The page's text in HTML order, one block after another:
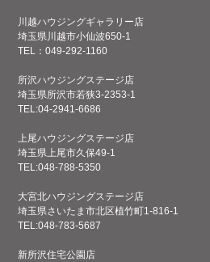
川越ハウジングギャラリー店
埼玉県川越市小仙波650-1
TEL：049-292-1160
所沢ハウジングステージ店
埼玉県所沢市若狭3-2353-1
TEL:04-2941-6686
上尾ハウジングステージ店
埼玉県上尾市久保49-1
TEL:048-788-5350
大宮北ハウジングステージ店
埼玉県さいたま市北区植竹町1-816-1
TEL:048-783-5687
新所沢住宅公園店